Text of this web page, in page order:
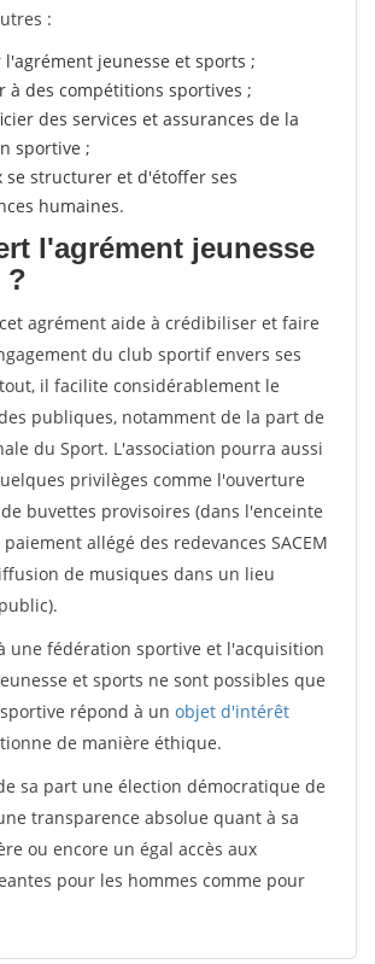
:
l'agrément jeunesse et sports ;
à des compétitions sportives ;
des services et assurances de la
sportive ;
se structurer et d'étoffer ses
humaines.
l'agrément jeunesse
?
agrément aide à crédibiliser et faire
du club sportif envers ses
il facilite considérablement le
publiques, notamment de la part de
du Sport. L'association pourra aussi
privilèges comme l'ouverture
buvettes provisoires (dans l'enceinte
allégé des redevances SACEM
de musiques dans un lieu
une fédération sportive et l'acquisition
et sports ne sont possibles que
répond à un objet d'intérêt
de manière éthique.
sa part une élection démocratique de
transparence absolue quant à sa
ou encore un égal accès aux
pour les hommes comme pour